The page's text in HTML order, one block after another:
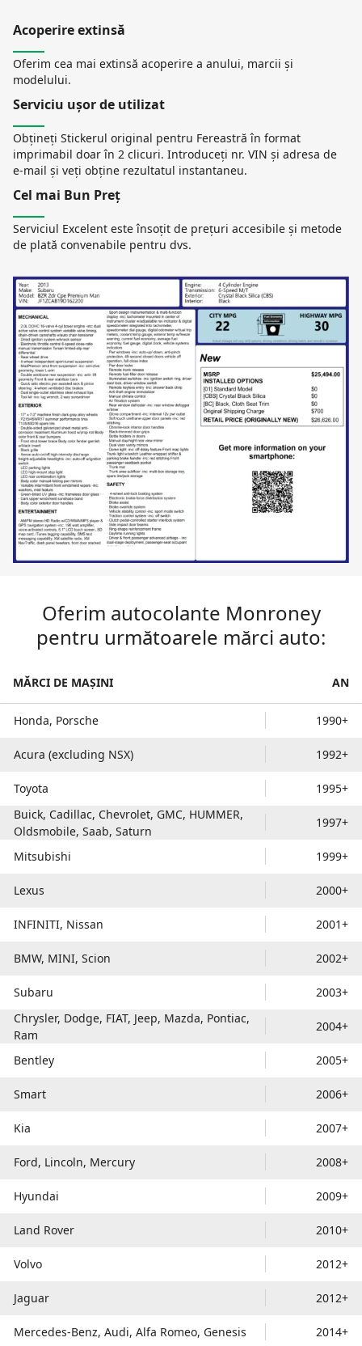
Acoperire extinsă
Oferim cea mai extinsă acoperire a anului, marcii și
modelului.
Serviciu ușor de utilizat
Obțineți Stickerul original pentru Fereastră în format
imprimabil doar în 2 clicuri. Introduceți nr. VIN și adresa de
e-mail și veți obține rezultatul instantaneu.
Cel mai Bun Preț
Serviciul Excelent este însoțit de prețuri accesibile și metode
de plată convenabile pentru dvs.
Oferim autocolante Monroney
pentru următoarele mărci auto:
MĂRCI DE MAȘINI AN
Honda, Porsche 1990+
Acura (excluding NSX) 1992+
Toyota
1995+
Buick, Cadillac, Chevrolet, GMC, HUMMER,
Oldsmobile, Saab, Saturn
1997+
Mitsubishi 1999+
Lexus 2000+
INFINITI, Nissan 2001+
BMW, MINI, Scion 2002+
Subaru
2003+
Chrysler, Dodge, FIAT, Jeep, Mazda, Pontiac,
Ram
2004+
Bentley 2005+
Smart 2006+
Kia 2007+
Ford, Lincoln, Mercury 2008+
Hyundai 2009+
Land Rover 2010+
Volvo 2012+
Jaguar 2012+
Mercedes-Benz, Audi, Alfa Romeo, Genesis 2014+